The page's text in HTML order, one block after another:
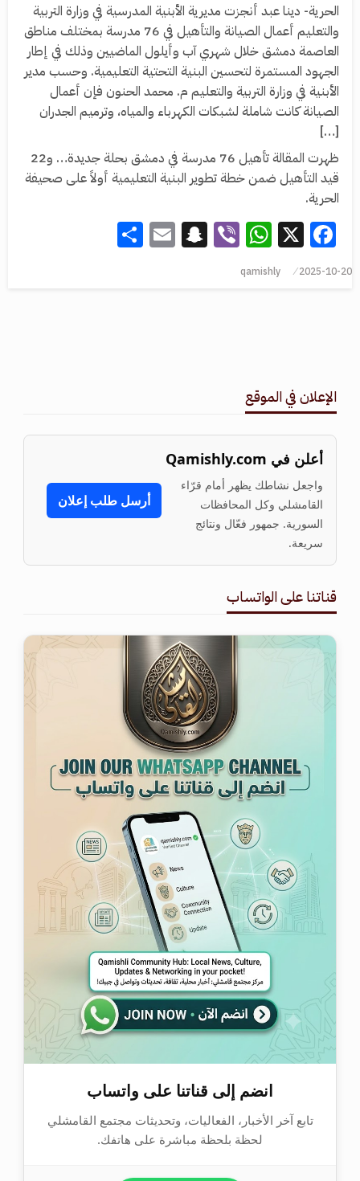
الحرية- دينا عبد أنجزت مديرية الأبنية المدرسية في وزارة التربية
والتعليم أعمال الصيانة والتأهيل في 76 مدرسة بمختلف مناطق
العاصمة دمشق خلال شهري آب وأيلول الماضيين وذلك في إطار
الجهود المستمرة لتحسين البنية التحتية التعليمية. وحسب مدير
الأبنية في وزارة التربية والتعليم م. محمد الحنون فإن أعمال
الصيانة كانت شاملة لشبكات الكهرباء والمياه، وترميم الجدران
[…]
ظهرت المقالة تأهيل 76 مدرسة في دمشق بحلة جديدة… و22
قيد التأهيل ضمن خطة تطوير البنية التعليمية أولاً على صحيفة
الحرية.
Facebook
X
WhatsApp
Viber
Snapchat
Email
2025-10-20
qamishly
الإعلان في الموقع
أعلن في Qamishly.com
واجعل نشاطك يظهر أمام قرّاء
القامشلي وكل المحافظات
السورية. جمهور فعّال ونتائج
سريعة.
أرسل طلب إعلان
قناتنا على الواتساب
انضم إلى قناتنا على واتساب
تابع آخر الأخبار، الفعاليات، وتحديثات مجتمع القامشلي
لحظة بلحظة مباشرة على هاتفك.